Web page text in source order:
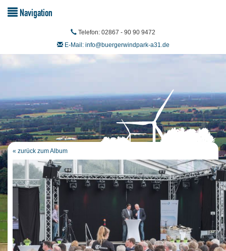
Navigation
Telefon: 02867 - 90 90 9472
E-Mail: info@buergerwindpark-a31.de
« zurück zum Album